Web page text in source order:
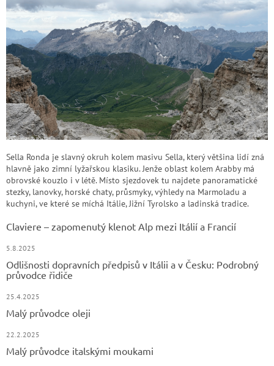
Sella Ronda je slavný okruh kolem masivu Sella, který většina lidí zná
hlavně jako zimní lyžařskou klasiku. Jenže oblast kolem Arabby má
obrovské kouzlo i v létě. Místo sjezdovek tu najdete panoramatické
stezky, lanovky, horské chaty, průsmyky, výhledy na Marmoladu a
kuchyni, ve které se míchá Itálie, Jižní Tyrolsko a ladinská tradice.
Claviere – zapomenutý klenot Alp mezi Itálií a Francií
5.8.2025
Odlišnosti dopravních předpisů v Itálii a v Česku: Podrobný
průvodce řidiče
25.4.2025
Malý průvodce oleji
22.2.2025
Malý průvodce italskými moukami